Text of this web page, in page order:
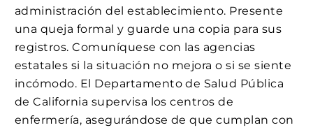
administración del establecimiento. Presente
una queja formal y guarde una copia para sus
registros. Comuníquese con las agencias
estatales si la situación no mejora o si se siente
incómodo. El Departamento de Salud Pública
de California supervisa los centros de
enfermería, asegurándose de que cumplan con